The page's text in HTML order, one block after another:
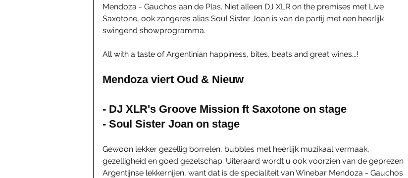
Mendoza - Gauchos aan de Plas. Niet alleen DJ XLR on the premises met Live
Saxotone, ook zangeres alias Soul Sister Joan is van de partij met een heerlijk
swingend showprogramma.
All with a taste of Argentinian happiness, bites, beats and great wines...!
Mendoza viert Oud & Nieuw
- DJ XLR's Groove Mission ft Saxotone on stage
- Soul Sister Joan on stage
Gewoon lekker gezellig borrelen, bubbles met heerlijk muzikaal vermaak,
gezelligheid en goed gezelschap. Uiteraard wordt u ook voorzien van de geprezen
Argentijnse lekkernijen, want dat is de specialiteit van Winebar Mendoza - Gauchos